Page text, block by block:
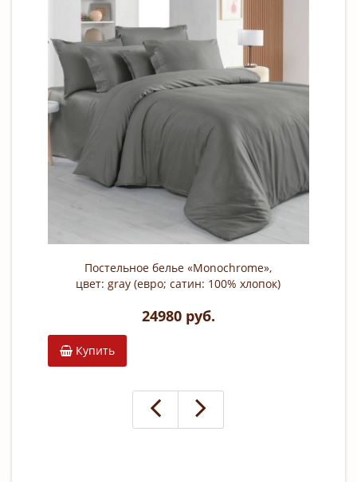
Постельное белье «Monochrome»,
цвет: gray (евро; сатин: 100% хлопок)
24980 руб.
Купить